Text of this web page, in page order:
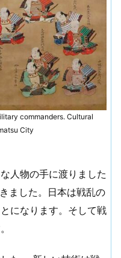
commanders. Cultural
City
人物の手に渡りました
ました。日本は戦乱の
になります。そして戦